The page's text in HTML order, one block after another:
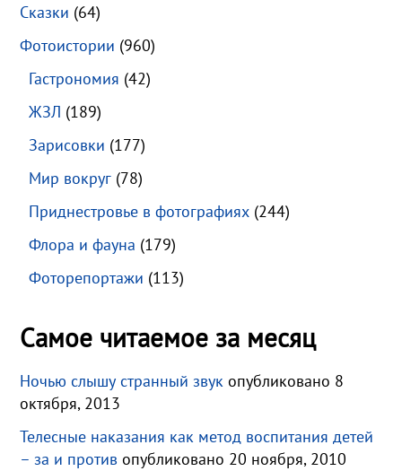
Сказки (64)
Фотоистории (960)
Гастрономия (42)
ЖЗЛ (189)
Зарисовки (177)
Мир вокруг (78)
Приднестровье в фотографиях (244)
Флора и фауна (179)
Фоторепортажи (113)
Самое читаемое за месяц
Ночью слышу странный звук опубликовано 8
октября, 2013
Телесные наказания как метод воспитания детей
– за и против опубликовано 20 ноября, 2010